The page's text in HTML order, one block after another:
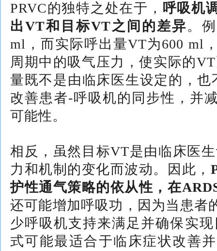
PRVC的独特之处在于， 呼吸机
出VT和目标VT之间的差异。
ml，而实际呼出量VT为600 ml
周期中的吸气压力，使实际的
量既不是由临床医生设定的，也
改善患者-呼吸机的同步性，并
可能性。
相反，虽然目标VT是由临床医
力和机制的变化而波动。因此，
护性通气策略的依从性，在
还可能增加呼吸功，因为当患者
少呼吸机支持来满足并确保实
式可能最适合于临床症状改善